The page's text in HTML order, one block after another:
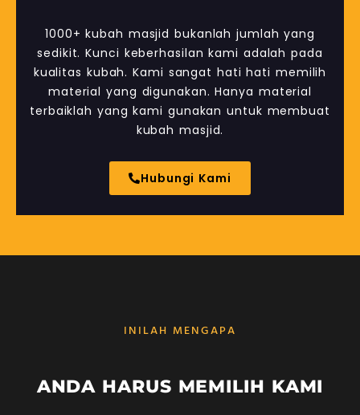
1000+ kubah masjid bukanlah jumlah yang
sedikit. Kunci keberhasilan kami adalah pada
kualitas kubah. Kami sangat hati hati memilih
material yang digunakan. Hanya material
terbaiklah yang kami gunakan untuk membuat
kubah masjid.
Hubungi Kami
INILAH MENGAPA
ANDA HARUS MEMILIH KAMI